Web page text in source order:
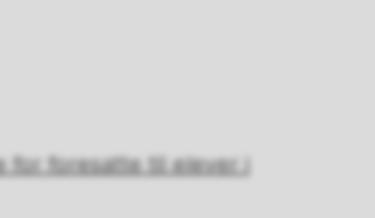
for foresatte til elever i